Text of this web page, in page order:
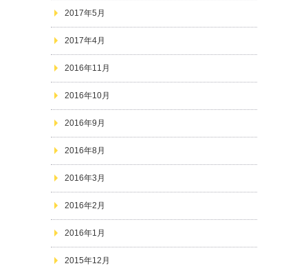
2017年5月
2017年4月
2016年11月
2016年10月
2016年9月
2016年8月
2016年3月
2016年2月
2016年1月
2015年12月